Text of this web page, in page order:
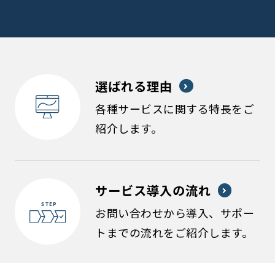
選ばれる理由
各種サービスに関する特長をご
紹介します。
サービス導入の流れ
お問い合わせから導入、サポー
トまでの流れをご紹介します。